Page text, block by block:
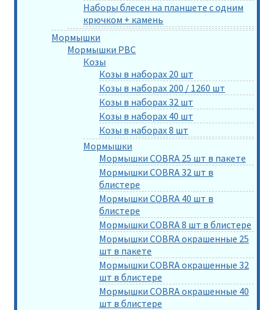
Наборы блесен на планшете с одним
крючком + камень
Мормышки
Мормышки РВС
Козы
Козы в наборах 20 шт
Козы в наборах 200 / 1260 шт
Козы в наборах 32 шт
Козы в наборах 40 шт
Козы в наборах 8 шт
Мормышки
Мормышки COBRA 25 шт в пакете
Мормышки COBRA 32 шт в
блистере
Мормышки COBRA 40 шт в
блистере
Мормышки COBRA 8 шт в блистере
Мормышки COBRA окрашенные 25
шт в пакете
Мормышки COBRA окрашенные 32
шт в блистере
Мормышки COBRA окрашенные 40
шт в блистере